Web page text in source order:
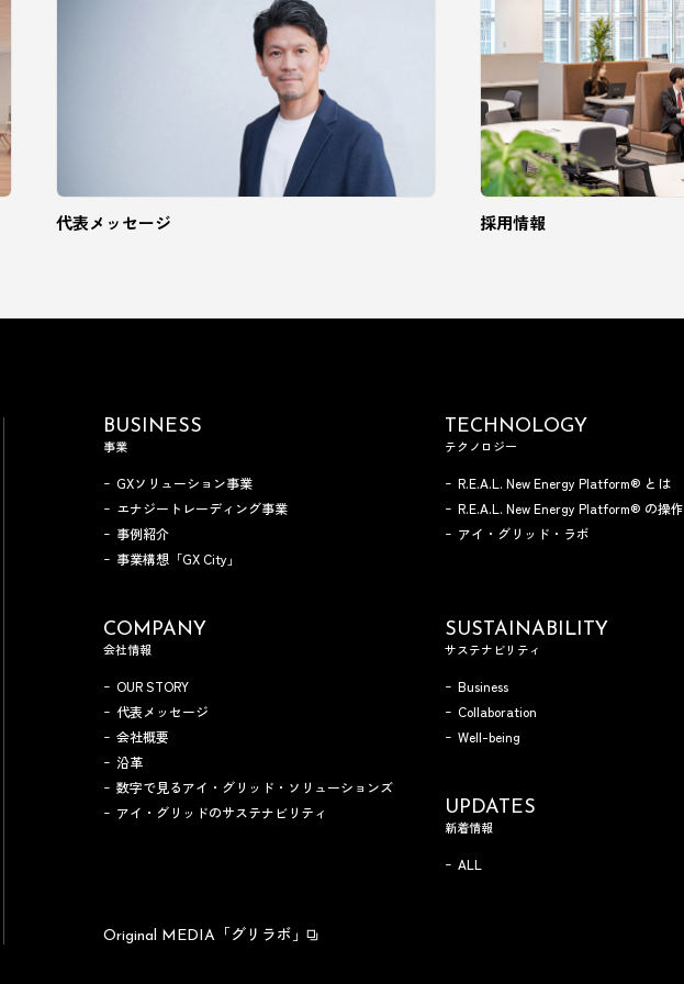
代表メッセージ 採用情報
BUSINESS
事業
GXソリューション事業
エナジートレーディング事業
事例紹介
事業構想「GX City」
TECHNOLOGY
テクノロジー
R.E.A.L. New Energy Platform® とは
R.E.A.L. New Energy Platform® の操作
アイ・グリッド・ラボ
COMPANY
会社情報
OUR STORY
代表メッセージ
会社概要
沿革
数字で見るアイ・グリッド・ソリューションズ
アイ・グリッドのサステナビリティ
SUSTAINABILITY
サステナビリティ
Business
Collaboration
Well-being
UPDATES
新着情報
ALL
Original MEDIA 「グリラボ」